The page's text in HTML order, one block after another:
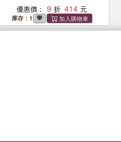
優惠價： 9 414
庫存：1